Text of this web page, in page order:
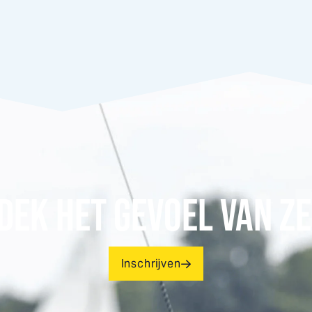
HET GEVOEL VAN
Inschrijven